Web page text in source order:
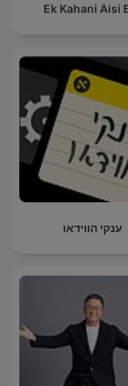
Ek Kahani Aisi
ענקי הווידאו